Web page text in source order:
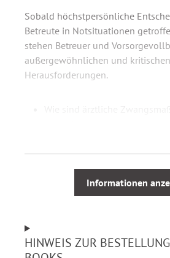
Sobald höchstpersönliche
Betreute in Notsituationen
stehen Betreuer und
außergewöhnlichen und kritischen
Herausforderungen.
Wie lassen sich
mutmaßliche Wille
Welche Voraussetzungen
Folgen?
Informationen
HINWEIS ZUR